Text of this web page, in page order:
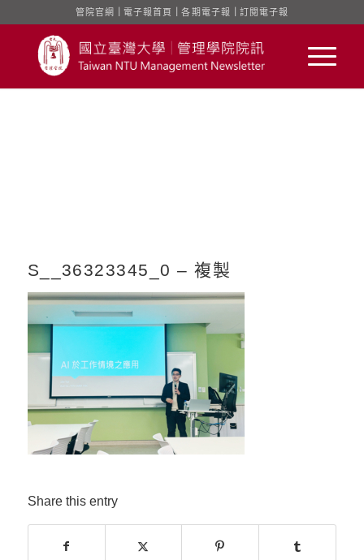
管院官網 電子報首頁 ｜各期電子報 訂閱電子報
S__36323345_0 – 複製
Share this entry